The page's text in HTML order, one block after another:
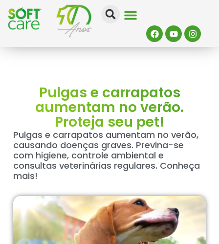
Pulgas e carrapatos
aumentam no verão.
Proteja seu pet!
Pulgas e carrapatos aumentam no verão,
causando doenças graves. Previna-se
com higiene, controle ambiental e
consultas veterinárias regulares. Conheça
mais!